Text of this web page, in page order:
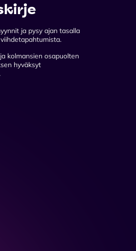
ja pysy ajan tasalla
kolmansien osapuolten
hyväksyt